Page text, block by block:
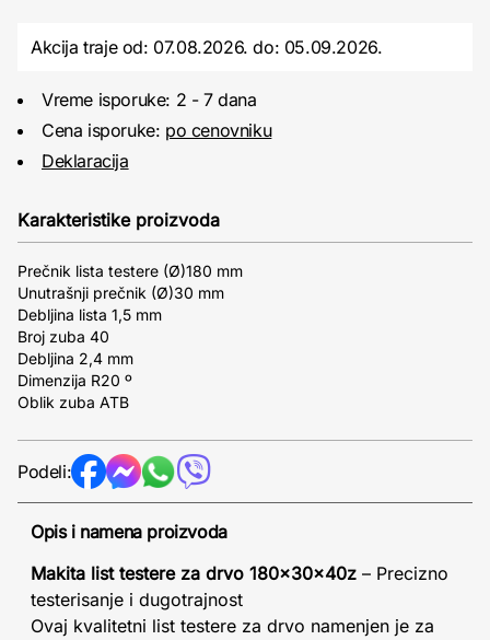
Akcija traje od: 07.08.2026.do: 05.09.2026.
Vreme isporuke: 2 - 7 dana
Cena isporuke: po cenovniku
Deklaracija
Karakteristike proizvoda
Prečnik lista testere (Ø)180 mm
Unutrašnji prečnik (Ø)30 mm
Debljina lista 1,5 mm
Broj zuba 40
Debljina 2,4 mm
Dimenzija R20 º
Oblik zuba ATB
Podeli:
Opis i namena proizvoda
Makita list testere za drvo 180x30x40z – Precizno
testerisanje i dugotrajnost
Ovaj kvalitetni list testere za drvo namenjen je za